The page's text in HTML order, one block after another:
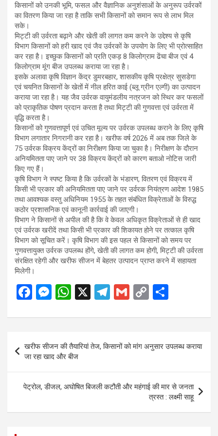
किसानों को उनकी भूमि, फसल और वैज्ञानिक अनुशंसाओं के अनुरूप उर्वरकों
का वितरण किया जा रहा है ताकि सभी किसानों को समान रूप से लाभ मिल
सके।
मिट्टी की उर्वरता बढ़ाने और खेती की लागत कम करने के उद्देश्य से कृषि
विभाग किसानों को हरी खाद एवं जैव उर्वरकों के उपयोग के लिए भी प्रोत्साहित
कर रहा है। इच्छुक किसानों को प्रति एकड़ 8 किलोग्राम ढेंचा बीज एवं 4
किलोग्राम मूंग बीज उपलब्ध कराया जा रहा है।
इसके अलावा कृषि विज्ञान केंद्र डुमरबहार, शासकीय कृषि प्रक्षेत्र सुसडेगा
एवं चयनित किसानों के खेतों में नील हरित काई (ब्लू ग्रीन एल्गी) का उत्पादन
कराया जा रहा है। यह जैव उर्वरक वायुमंडलीय नत्रजन को स्थिर कर फसलों
को प्राकृतिक पोषण प्रदान करता है तथा मिट्टी की गुणवत्ता एवं उर्वरता में
वृद्धि करता है।
किसानों को गुणवत्तापूर्ण एवं उचित मूल्य पर उर्वरक उपलब्ध कराने के लिए कृषि
विभाग लगातार निगरानी कर रहा है। खरीफ वर्ष 2026 में अब तक जिले के
75 उर्वरक विक्रय केंद्रों का निरीक्षण किया जा चुका है। निरीक्षण के दौरान
अनियमितता पाए जाने पर 38 विक्रय केंद्रों को कारण बताओ नोटिस जारी
किए गए हैं।
कृषि विभाग ने स्पष्ट किया है कि उर्वरकों के भंडारण, वितरण एवं विक्रय में
किसी भी प्रकार की अनियमितता पाए जाने पर उर्वरक नियंत्रण आदेश 1985
तथा आवश्यक वस्तु अधिनियम 1955 के तहत संबंधित विक्रेताओं के विरुद्ध
कठोर प्रशासनिक एवं कानूनी कार्रवाई की जाएगी।
विभाग ने किसानों से अपील की है कि वे केवल अधिकृत विक्रेताओं से ही खाद
एवं उर्वरक खरीदें तथा किसी भी प्रकार की शिकायत होने पर तत्काल कृषि
विभाग को सूचित करें। कृषि विभाग की इस पहल से किसानों को समय पर
गुणवत्तायुक्त उर्वरक उपलब्ध होंगे, खेती की लागत कम होगी, मिट्टी की उर्वरता
संरक्षित रहेगी और खरीफ सीजन में बेहतर उत्पादन प्राप्त करने में सहायता
मिलेगी।
F
ce
b
o
o
k
M
se
g
er
W
at
s
A
p
p
X
T
e
gr
a
m
G
ail
C
py
n
k
ar
navigation
खरीफ सीजन की तैयारियां तेज, किसानों को मांग अनुसार उपलब्ध कराया
जा रहा खाद और बीज
पेट्रोल, डीजल, अघोषित बिजली कटौती और महंगाई की मार से जनता
त्रस्त : लक्ष्मी साहू